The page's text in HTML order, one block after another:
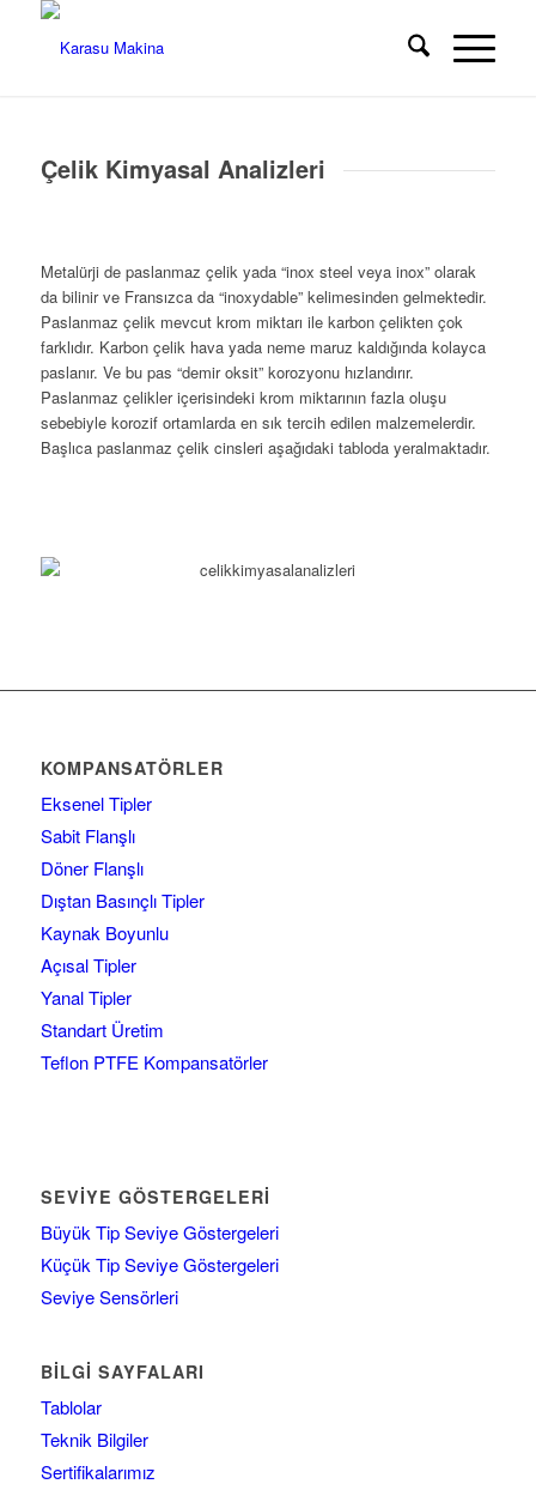
Çelik Kimyasal Analizleri
Metalürji de paslanmaz çelik yada “inox steel veya inox” olarak
da bilinir ve Fransızca da “inoxydable” kelimesinden gelmektedir.
Paslanmaz çelik mevcut krom miktarı ile karbon çelikten çok
farklıdır. Karbon çelik hava yada neme maruz kaldığında kolayca
paslanır. Ve bu pas “demir oksit” korozyonu hızlandırır.
Paslanmaz çelikler içerisindeki krom miktarının fazla oluşu
sebebiyle korozif ortamlarda en sık tercih edilen malzemelerdir.
Başlıca paslanmaz çelik cinsleri aşağıdaki tabloda yeralmaktadır.
KOMPANSATÖRLER
Eksenel Tipler
Sabit Flanşlı
Döner Flanşlı
Dıştan Basınçlı Tipler
Kaynak Boyunlu
Açısal Tipler
Yanal Tipler
Standart Üretim
Teflon PTFE Kompansatörler
SEVIYE GÖSTERGELERI
Büyük Tip Seviye Göstergeleri
Küçük Tip Seviye Göstergeleri
Seviye Sensörleri
BILGI SAYFALARI
Tablolar
Teknik Bilgiler
Sertifikalarımız